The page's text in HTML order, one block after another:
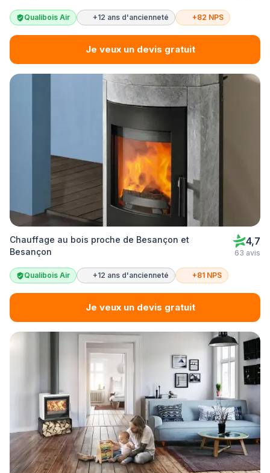
Qualibois Air +12 ans d'ancienneté +82 NPS
Je veux un devis gratuit
Chauffage au bois proche de Besançon et
Besançon
4,7
63 avis
Qualibois Air +12 ans d'ancienneté +81 NPS
Je veux un devis gratuit